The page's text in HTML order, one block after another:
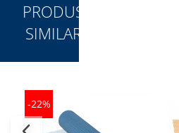
PRODUSE
SIMILARE
-22%